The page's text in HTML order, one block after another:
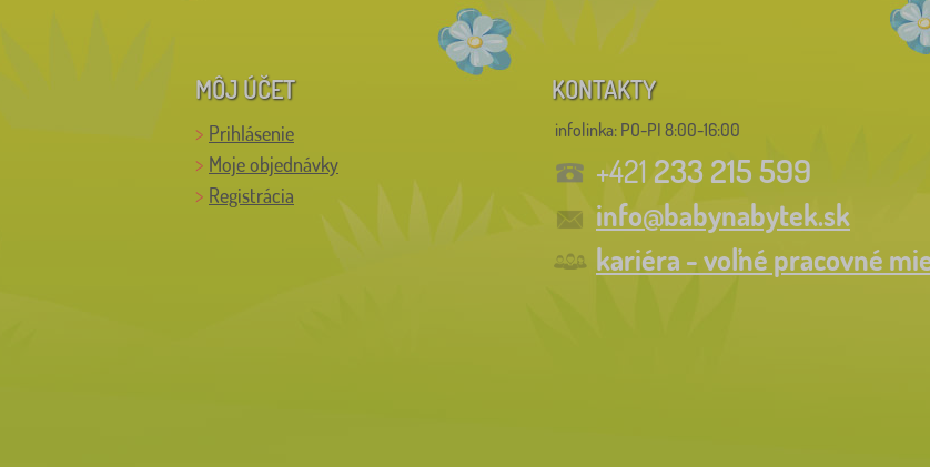
MÔJ ÚČET
Prihlásenie
Moje objednávky
Registrácia
KONTAKTY
infolinka: PO-PI 8:00-16:00
+421 233 215 599
info@babynabytek.sk
kariéra - voľné pracovné